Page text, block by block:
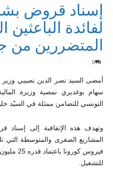
إسناد قروض
لفائدة الباعثين
المتضررين من
0
أمضى السيد نصر الدين نصيبي وزير
سهام بوغديري نمصية وزيرة
التونسي للتضامن ممثلة في السيّد
وتهدف هذه الإتفاقية إلى
المشاريع الصغرى والمتوسطة
فيروس
للتشغيل.